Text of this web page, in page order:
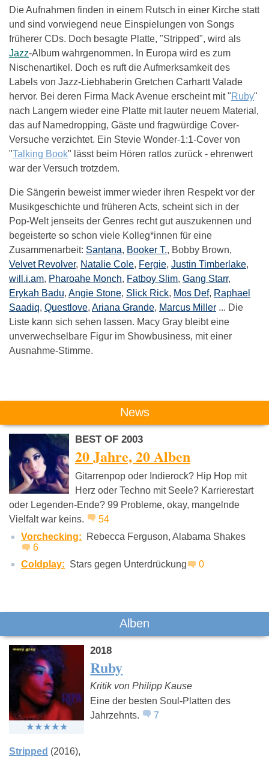
Die Aufnahmen finden in einem Rutsch in einer Kirche statt
und sind vorwiegend neue Einspielungen von Songs
früherer CDs. Doch besagte Platte, "Stripped", wird als
Jazz-Album wahrgenommen. In Europa wird es zum
Nischenartikel. Doch es ruft die Aufmerksamkeit des
Labels von Jazz-Liebhaberin Gretchen Carhartt Valade
hervor. Bei deren Firma Mack Avenue erscheint mit "Ruby"
nach Langem wieder eine Platte mit lauter neuem Material,
das auf Namedropping, Gäste und fragwürdige Cover-
Versuche verzichtet. Ein Stevie Wonder-1:1-Cover von
"Talking Book" lässt beim Hören ratlos zurück - ehrenwert
war der Versuch trotzdem.
Die Sängerin beweist immer wieder ihren Respekt vor der
Musikgeschichte und früheren Acts, scheint sich in der
Pop-Welt jenseits der Genres recht gut auszukennen und
begeisterte so schon viele Kolleg*innen für eine
Zusammenarbeit: Santana, Booker T., Bobby Brown,
Velvet Revolver, Natalie Cole, Fergie, Justin Timberlake,
will.i.am, Pharoahe Monch, Fatboy Slim, Gang Starr,
Erykah Badu, Angie Stone, Slick Rick, Mos Def, Raphael
Saadiq, Questlove, Ariana Grande, Marcus Miller ... Die
Liste kann sich sehen lassen. Macy Gray bleibt eine
unverwechselbare Figur im Showbusiness, mit einer
Ausnahme-Stimme.
Das könnte Dich auch interessieren:
Dendemann Jan Delay Seeed
News
BEST OF 2003
20 Jahre, 20 Alben
Gitarrenpop oder Indierock? Hip Hop mit
Herz oder Techno mit Seele? Karrierestart
oder Legenden-Ende? 99 Probleme, okay, mangelnde
Vielfalt war keins.
54
Vorchecking:
Rebecca Ferguson, Alabama Shakes
6
Coldplay: Stars gegen Unterdrückung 0
Alben
2018
Ruby
Kritik von Philipp Kause
Eine der besten Soul-Platten des
Jahrzehnts.
7
Stripped (2016)